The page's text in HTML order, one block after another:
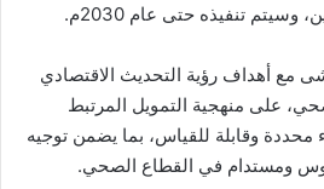
تنفيذه حتى عام 2030م.
مع أهداف رؤية التحديث الاقتصادي
على منهجية التمويل المرتبط
محددة وقابلة للقياس، بما يضمن توجيه
ومستدام في القطاع الصحي.